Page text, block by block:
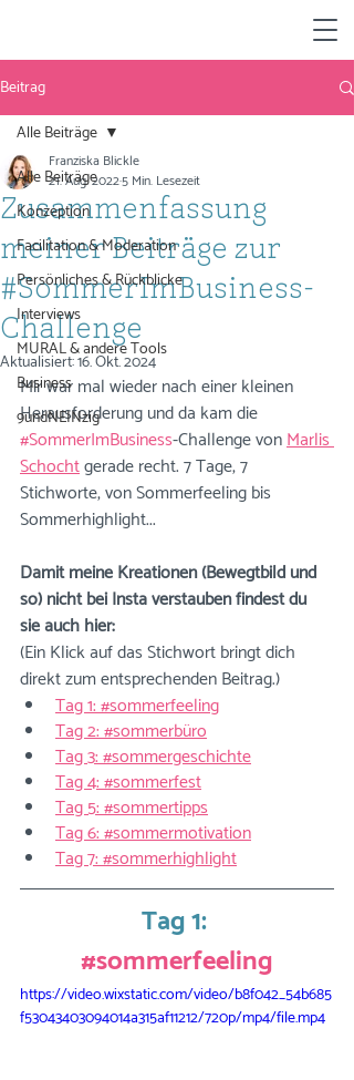
Beitrag
Alle Beiträge
Konzeption
Facilitation & Moderation
Persönliches & Rückblicke
Interviews
MURAL & andere Tools
Business
9undNEINzig
Alle Beiträge
Zusammenfassung
meiner Beiträge zur
#SommerImBusiness-
Challenge
Franziska Blickle
21. Aug. 20225 Min. Lesezeit
Aktualisiert:16. Okt. 2024
Mir war mal wieder nach einer kleinen
Herausforderung und da kam die
#SommerImBusiness-Challenge von Marlis
Schocht gerade recht. 7 Tage, 7
Stichworte, von Sommerfeeling bis
Sommerhighlight...
Damit meine Kreationen (Bewegtbild und
so) nicht bei Insta verstauben findest du
sie auch hier:
(Ein Klick auf das Stichwort bringt dich
direkt zum entsprechenden Beitrag.)
Tag 1: #sommerfeeling
Tag 2: #sommerbüro
Tag 3: #sommergeschichte
Tag 4: #sommerfest
Tag 5: #sommertipps
Tag 6: #sommermotivation
Tag 7: #sommerhighlight
Tag 1:
#sommerfeeling
https://video.wixstatic.com/video/b8f042_54b685
f53043403094014a315af11212/720p/mp4/file.mp4